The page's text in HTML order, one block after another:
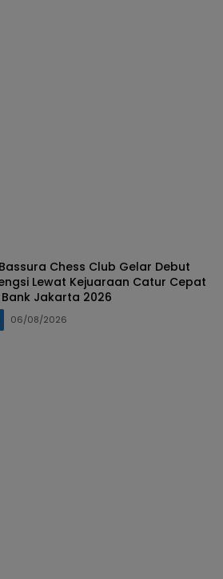
Chess Club Gelar Debut
Lewat Kejuaraan Catur Cepat
Bank Jakarta 2026
06/08/2026